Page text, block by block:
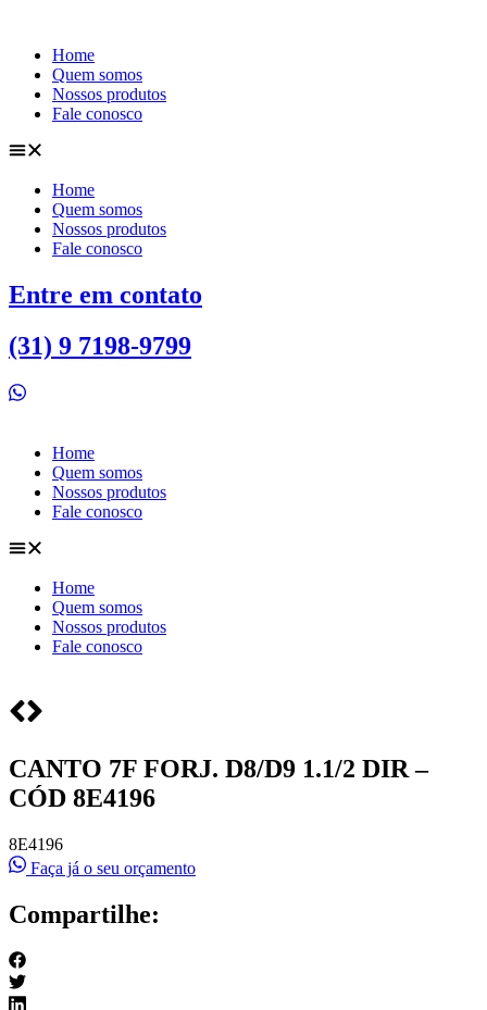
conteúdo
Home
Quem somos
Nossos produtos
Fale conosco
Home
Quem somos
Nossos produtos
Fale conosco
Entre em contato
(31) 9 7198-9799
Home
Quem somos
Nossos produtos
Fale conosco
Home
Quem somos
Nossos produtos
Fale conosco
CANTO 7F FORJ. D8/D9 1.1/2 DIR –
CÓD 8E4196
8E4196
Faça já o seu orçamento
Compartilhe: